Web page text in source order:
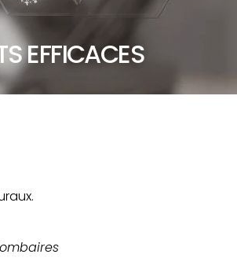
EFFICACES